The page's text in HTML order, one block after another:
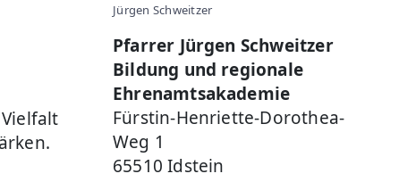
Jürgen Schweitzer
Pfarrer Jürgen Schweitzer
Bildung und regionale
Ehrenamtsakademie
Fürstin-Henriette-Dorothea-
Weg 1
65510 Idstein